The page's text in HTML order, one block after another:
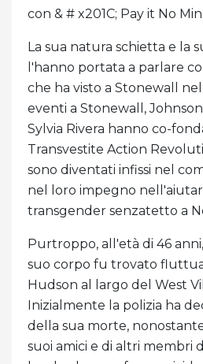
con & # x201C; Pay it No
La sua natura schietta e la
l'hanno portata a parlare
che ha visto a Stonewall nel
eventi a Stonewall,
Sylvia Rivera hanno co-
Transvestite Action
sono diventati infissi nel
nel loro impegno
transgender senzatetto a
Purtroppo, all'età di 46 anni,
suo corpo fu trovato
Hudson al largo del West
Inizialmente la polizia ha
della sua morte,
suoi amici e di altri membri